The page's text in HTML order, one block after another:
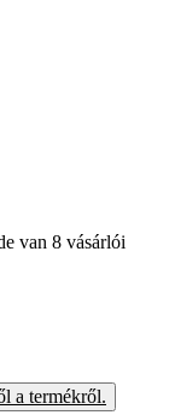
van 8 vásárlói
a termékről.